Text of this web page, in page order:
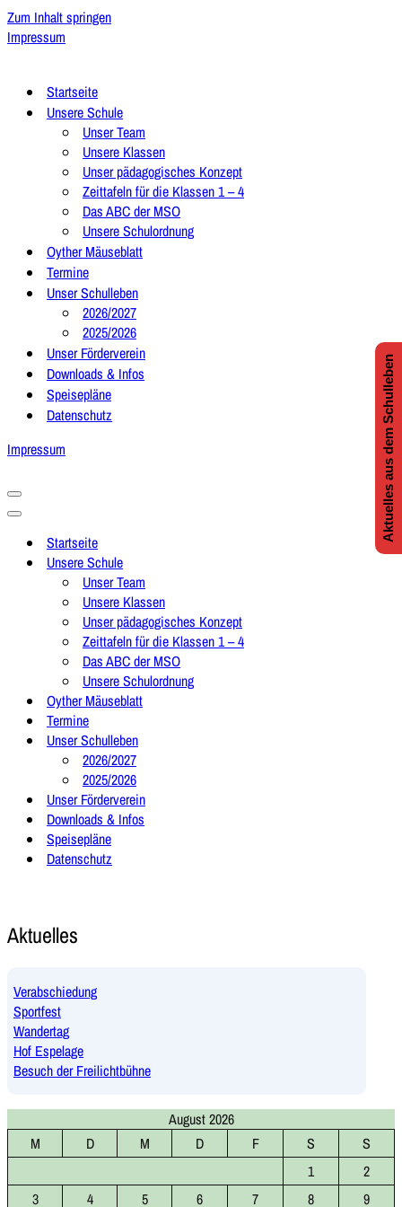
Zum Inhalt springen
Impressum
Startseite
Unsere Schule
Unser Team
Unsere Klassen
Unser pädagogisches Konzept
Zeittafeln für die Klassen 1 – 4
Das ABC der MSO
Unsere Schulordnung
Oyther Mäuseblatt
Termine
Unser Schulleben
2026/2027
2025/2026
Unser Förderverein
Downloads & Infos
Speisepläne
Datenschutz
Impressum
Navigationsmenü
Navigationsmenü
Startseite
Unsere Schule
Unser Team
Unsere Klassen
Unser pädagogisches Konzept
Zeittafeln für die Klassen 1 – 4
Das ABC der MSO
Unsere Schulordnung
Oyther Mäuseblatt
Termine
Unser Schulleben
2026/2027
2025/2026
Unser Förderverein
Downloads & Infos
Speisepläne
Datenschutz
Aktuelles
Verabschiedung
Sportfest
Wandertag
Hof Espelage
Besuch der Freilichtbühne
August 2026
M
D M D F S
S
1
2
3
4 5 6 7 8 9
Aktuelles aus dem Schulleben